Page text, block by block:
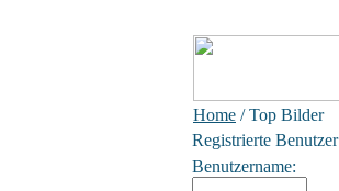
Home / Top Bilder
Registrierte Benutzer
Benutzername: